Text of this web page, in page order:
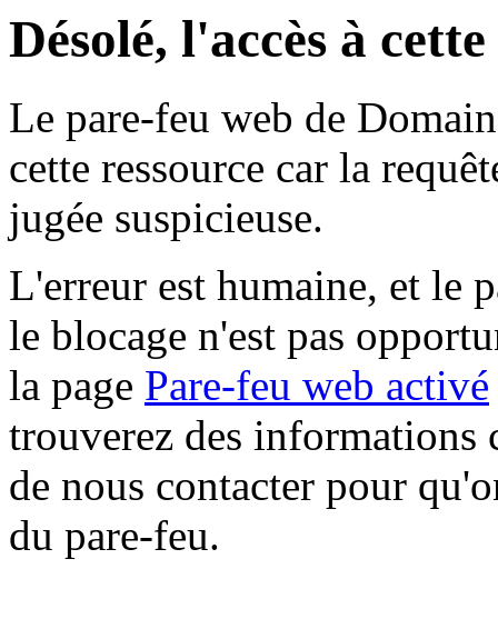
Désolé, l'accès à
Le pare-feu web de
cette ressource car la
jugée suspicieuse.
L'erreur est humaine, et le
le blocage n'est pas
la page Pare-feu web activé
trouverez des informations
de nous contacter pour
du pare-feu.